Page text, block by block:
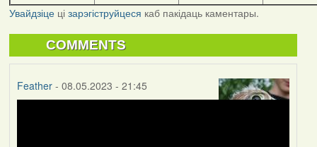
Увайдзіцеці зарэгіструйцеся каб пакідаць каментары.
COMMENTS
Feather- 08.05.2023 - 21:45